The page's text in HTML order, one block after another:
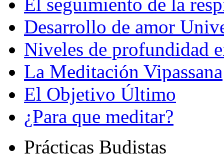
Desarrollo de amor
Niveles de profundidad
La Meditación Vipassana
El Objetivo Último
¿Para que meditar?
Prácticas Budistas